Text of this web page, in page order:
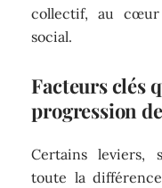
collectif, au
social.
Facteurs clés
progression
Certains leviers,
toute la